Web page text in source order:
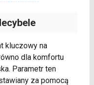
kluczowy na
dla komfortu
Parametr ten
za pomocą